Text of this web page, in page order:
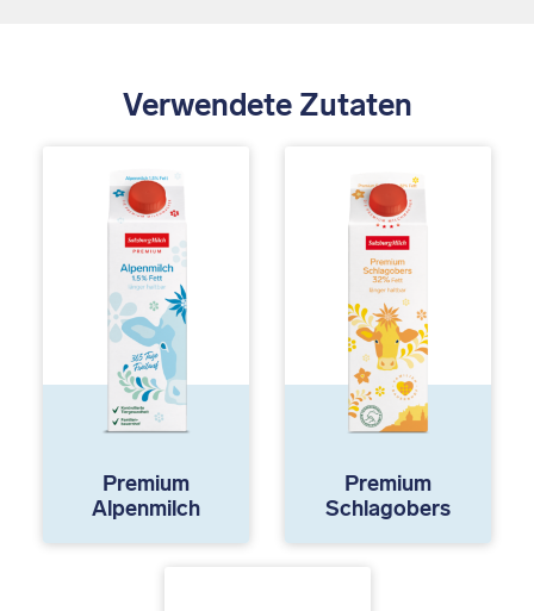
Verwendete Zutaten
Premium
Alpenmilch
Premium
Schlagobers